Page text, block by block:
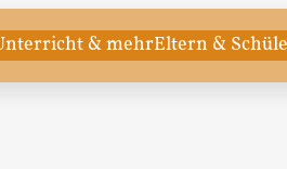
& mehrEltern &